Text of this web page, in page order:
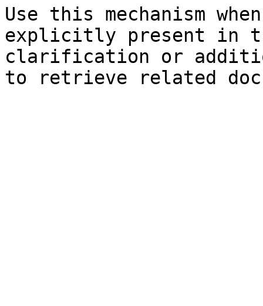
Use this mechanism
explicitly present in
clarification or